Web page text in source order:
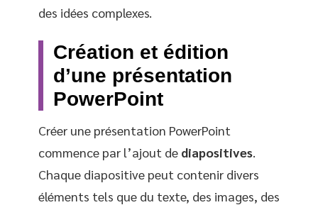
des idées complexes.
Création et édition
d’une présentation
PowerPoint
Créer une présentation PowerPoint
commence par l’ajout de diapositives.
Chaque diapositive peut contenir divers
éléments tels que du texte, des images, des